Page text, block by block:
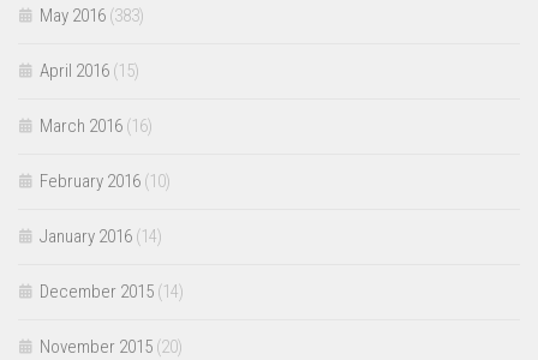
May 2016 (383)
April 2016 (15)
March 2016 (16)
February 2016 (10)
January 2016 (14)
December 2015 (14)
November 2015 (20)